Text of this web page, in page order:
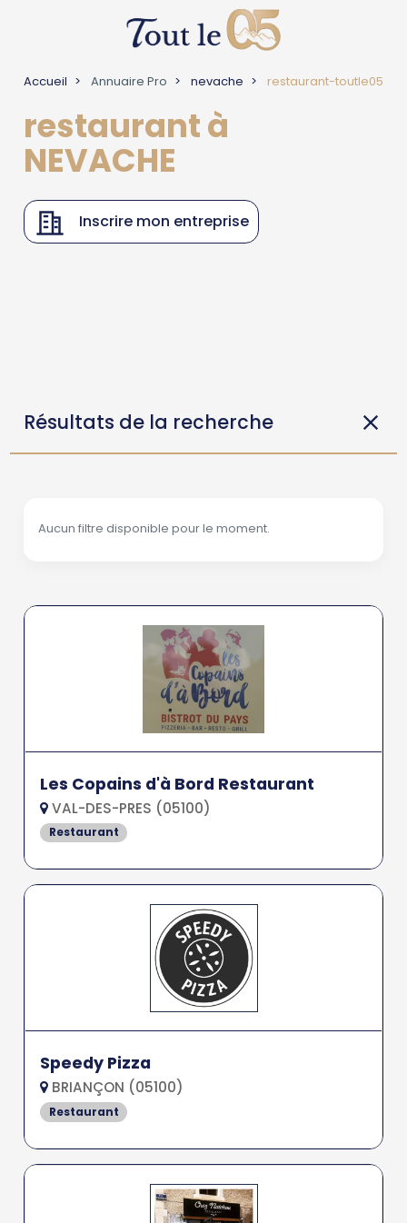
Accueil Annuaire Pro nevache restaurant-toutle05
restaurant à
NEVACHE
Inscrire mon entreprise
Résultats de la recherche
Aucun filtre disponible pour le moment.
Les Copains d'à Bord Restaurant
VAL-DES-PRES (05100)
Restaurant
Speedy Pizza
BRIANÇON (05100)
Restaurant